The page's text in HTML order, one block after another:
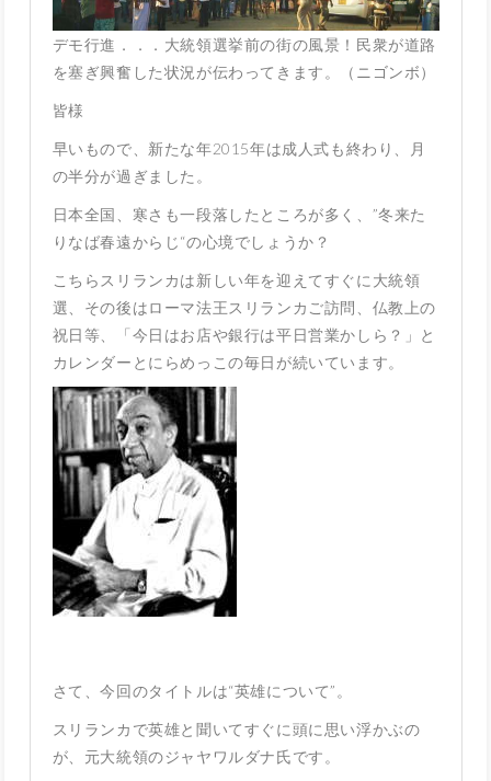
デモ行進．．．大統領選挙前の街の風景！民衆が道路
を塞ぎ興奮した状況が伝わってきます。（ニゴンボ）
皆様
早いもので、新たな年2015年は成人式も終わり、月
の半分が過ぎました。
日本全国、寒さも一段落したところが多く、”冬来た
りなば春遠からじ“の心境でしょうか？
こちらスリランカは新しい年を迎えてすぐに大統領
選、その後はローマ法王スリランカご訪問、仏教上の
祝日等、「今日はお店や銀行は平日営業かしら？」と
カレンダーとにらめっこの毎日が続いています。
さて、今回のタイトルは“英雄について”。
スリランカで英雄と聞いてすぐに頭に思い浮かぶの
が、元大統領のジャヤワルダナ氏です。